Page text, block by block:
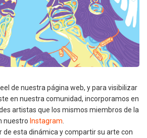
de nuestra página web, y para visibilizar
en nuestra comunidad, incorporamos en
artistas que los mismos miembros de la
nuestro Instagram
de esta dinámica y compartir su arte con